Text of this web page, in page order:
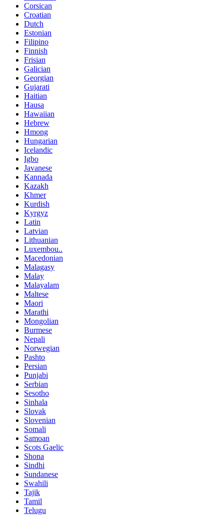
Corsican
Croatian
Dutch
Estonian
Filipino
Finnish
Frisian
Galician
Georgian
Gujarati
Haitian
Hausa
Hawaiian
Hebrew
Hmong
Hungarian
Icelandic
Igbo
Javanese
Kannada
Kazakh
Khmer
Kurdish
Kyrgyz
Latin
Latvian
Lithuanian
Luxembou..
Macedonian
Malagasy
Malay
Malayalam
Maltese
Maori
Marathi
Mongolian
Burmese
Nepali
Norwegian
Pashto
Persian
Punjabi
Serbian
Sesotho
Sinhala
Slovak
Slovenian
Somali
Samoan
Scots Gaelic
Shona
Sindhi
Sundanese
Swahili
Tajik
Tamil
Telugu